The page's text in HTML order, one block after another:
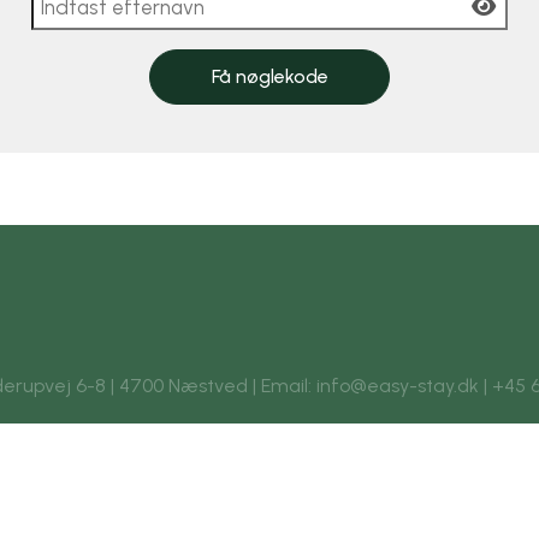
Få nøglekode
6-8 | 4700 Næstved | Email: info@easy-stay.dk | +45